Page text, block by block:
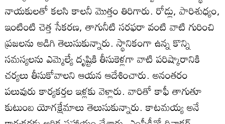
నాయకులతో కలసి కాలనీ మొత్తం తిరిగారు. రోడ్లు, పారిశుధ్యం,
ఇంటింటి చెత్త సేకరణ, తాగునీటి సరఫరా వంటి వాటి గురించి
ప్రజలను అడిగి తెలుసుకున్నారు. స్థానికంగా ఉన్న కొన్ని
సమస్యలను ఎమ్మెల్యే దృష్టికి తీసుకెళ్లగా వాటి పరిష్కారానికి
చర్యలు తీసుకోవాలని ఆయన ఆదేశించారు. అనంతరం
పలువురు కార్యకర్తల ఇళ్లకు వెళ్లారు. వారితో కాఫీ తాగుతూ
కుటుంబ యోగక్షేమాలు తెలుసుకున్నారు. కాటమయ్య అనే